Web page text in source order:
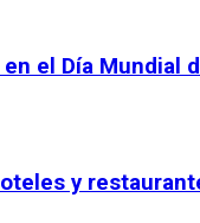
el Día Mundial
y